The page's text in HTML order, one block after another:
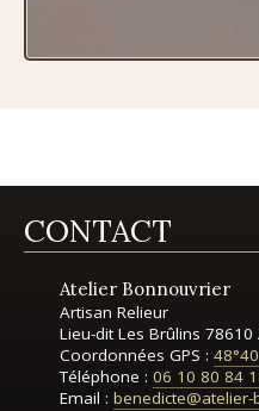
CONTACT
Atelier Bonnouvrier
Artisan Relieur
Lieu-dit Les Brûlins 78610
Coordonnées GPS :
Téléphone : 06 10 80 84
Email :